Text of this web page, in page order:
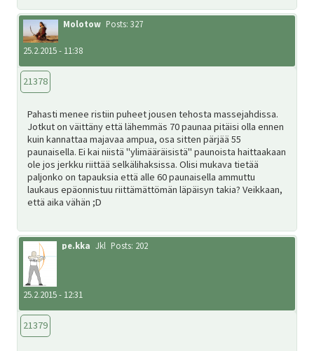
Molotow Posts: 327
25.2.2015 - 11:38
21378
Pahasti menee ristiin puheet jousen tehosta massejahdissa.
Jotkut on väittäny että lähemmäs 70 paunaa pitäisi olla ennen
kuin kannattaa majavaa ampua, osa sitten pärjää 55
paunaisella. Ei kai niistä "ylimääräisistä" paunoista haittaakaan
ole jos jerkku riittää selkälihaksissa. Olisi mukava tietää
paljonko on tapauksia että alle 60 paunaisella ammuttu
laukaus epäonnistuu riittämättömän läpäisyn takia? Veikkaan,
että aika vähän ;D
pe.kka Jkl Posts: 202
25.2.2015 - 12:31
21379